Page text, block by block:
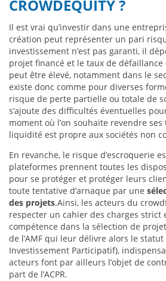
CROWDEQUITY ?
Il est vrai qu’investir dans une
création peut représenter un pari
investissement n’est pas garanti, il
projet financé et le taux de défaillance
peut être élevé, notamment dans le
existe donc comme pour diverses
risque de perte partielle ou totale de
s’ajoute des difficultés éventuelles
moment où l’on souhaite revendre
liquidité est propre aux sociétés non
En revanche, le risque d’escroquerie
plateformes prennent toutes les
pour se protéger et protéger leurs
toute tentative d’arnaque par une
des projets.Ainsi, les acteurs du
respecter un cahier des charges strict
compétence dans la sélection de
de l’AMF qui leur délivre alors le statut
Investissement Participatif),
acteurs font par ailleurs l’objet de
part de l’ACPR.